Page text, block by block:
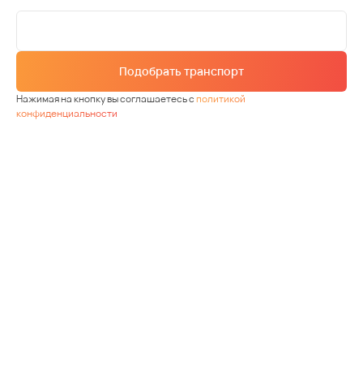
Подобрать транспорт
Нажимая на кнопку вы соглашаетесь сполитикой
конфиденциальности